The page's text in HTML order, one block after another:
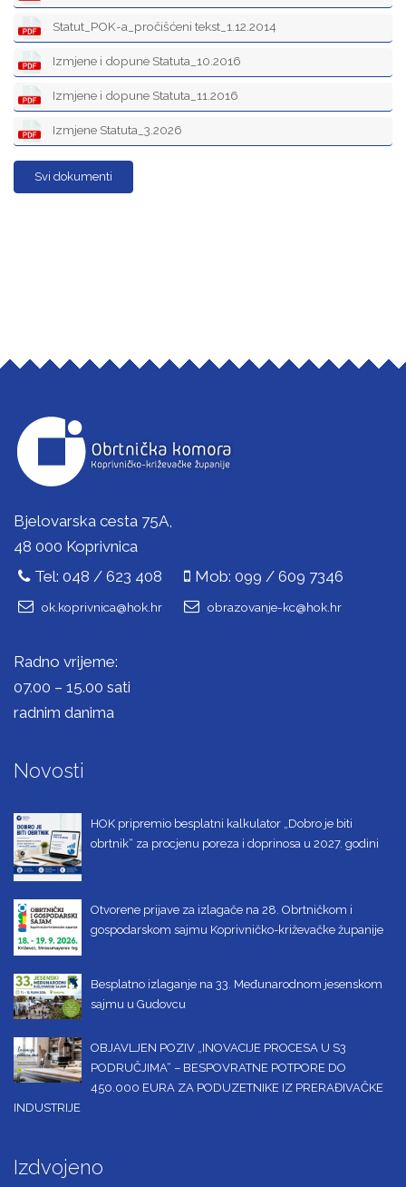
Statut_POK-a_pročišćeni tekst_1.12.2014
Izmjene i dopune Statuta_10.2016
Izmjene i dopune Statuta_11.2016
Izmjene Statuta_3.2026
Svi dokumenti
Bjelovarska cesta 75A,
48 000 Koprivnica
Tel: 048 / 623 408
Mob: 099 / 609 7346
ok.koprivnica@hok.hr obrazovanje-kc@hok.hr
Radno vrijeme:
07.00 – 15.00 sati
radnim danima
Novosti
HOK pripremio besplatni kalkulator „Dobro je biti
obrtnik“ za procjenu poreza i doprinosa u 2027. godini
Otvorene prijave za izlagače na 28. Obrtničkom i
gospodarskom sajmu Koprivničko-križevačke županije
Besplatno izlaganje na 33. Međunarodnom jesenskom
sajmu u Gudovcu
OBJAVLJEN POZIV „INOVACIJE PROCESA U S3
PODRUČJIMA“ – BESPOVRATNE POTPORE DO
450.000 EURA ZA PODUZETNIKE IZ PRERAĐIVAČKE
INDUSTRIJE
Izdvojeno